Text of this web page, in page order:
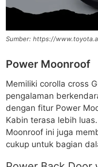
Sumber: https://
Power Moonroof
Memiliki corolla cross
pengalaman
dengan fitur Power
Kabin terasa lebih
Moonroof ini juga
cukup untuk bagian